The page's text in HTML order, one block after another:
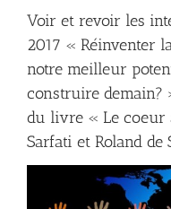
Voir et revoir les
2017 « Réinventer
notre meilleur
construire
du livre « Le coeur
Sarfati et Roland de